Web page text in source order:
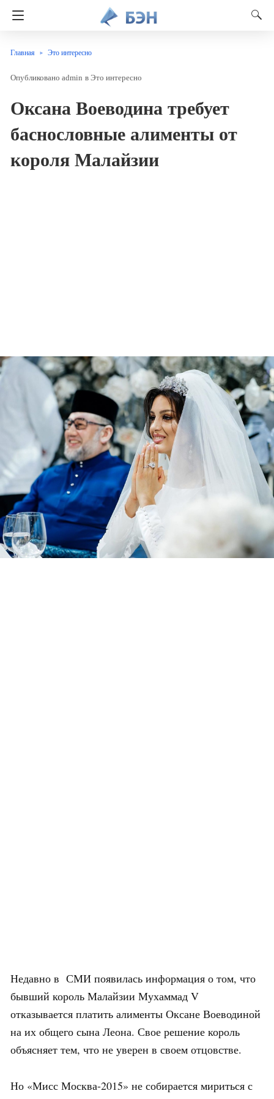
Главная Это интересно
admin в Это интересно
Оксана Воеводина требует
баснословные алименты от
короля Малайзии
Недавно в СМИ появилась информация о том, что
бывший король Малайзии Мухаммад V
отказывается платить алименты Оксане Воеводиной
на их общего сына Леона. Свое решение король
объясняет тем, что не уверен в своем отцовстве.
Но «Мисс Москва-2015» не собирается мириться с